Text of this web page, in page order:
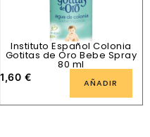
Instituto Español Colonia
Gotitas de Oro Bebe Spray
80 ml
1,60 € AÑADIR